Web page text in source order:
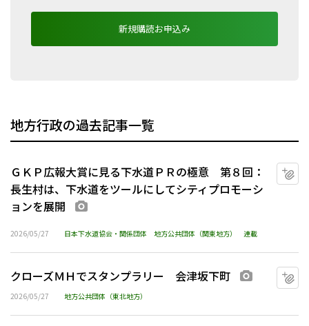
新規購読お申込み
地方行政の過去記事一覧
ＧＫＰ広報大賞に見る下水道ＰＲの極意 第８回：
長生村は、下水道をツールにしてシティプロモーシ
ョンを展開
2026/05/27 日本下水道協会・関係団体 地方公共団体（関東地方） 連載
クローズＭＨでスタンプラリー 会津坂下町 画像あり
2026/05/27 地方公共団体（東北地方）